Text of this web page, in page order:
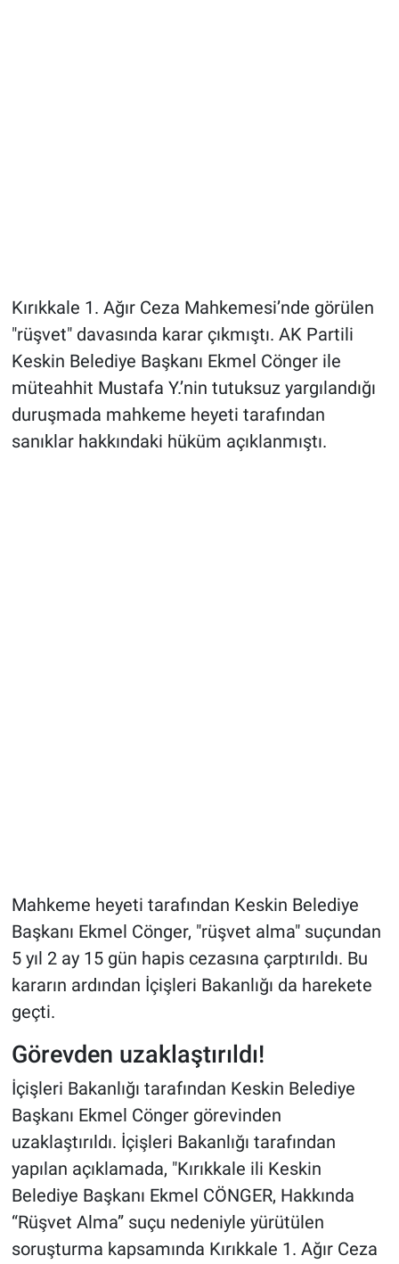
Kırıkkale 1. Ağır Ceza Mahkemesi’nde görülen
"rüşvet" davasında karar çıkmıştı. AK Partili
Keskin Belediye Başkanı Ekmel Cönger ile
müteahhit Mustafa Y.’nin tutuksuz yargılandığı
duruşmada mahkeme heyeti tarafından
sanıklar hakkındaki hüküm açıklanmıştı.
Mahkeme heyeti tarafından Keskin Belediye
Başkanı Ekmel Cönger, "rüşvet alma" suçundan
5 yıl 2 ay 15 gün hapis cezasına çarptırıldı. Bu
kararın ardından İçişleri Bakanlığı da harekete
geçti.
Görevden uzaklaştırıldı!
İçişleri Bakanlığı tarafından Keskin Belediye
Başkanı Ekmel Cönger görevinden
uzaklaştırıldı. İçişleri Bakanlığı tarafından
yapılan açıklamada, "Kırıkkale ili Keskin
Belediye Başkanı Ekmel CÖNGER, Hakkında
“Rüşvet Alma” suçu nedeniyle yürütülen
soruşturma kapsamında Kırıkkale 1. Ağır Ceza